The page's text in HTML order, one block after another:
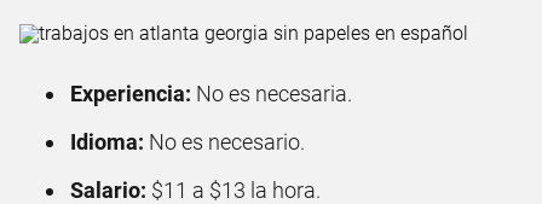
Experiencia: No es necesaria.
Idioma: No es necesario.
Salario: $11 a $13 la hora.